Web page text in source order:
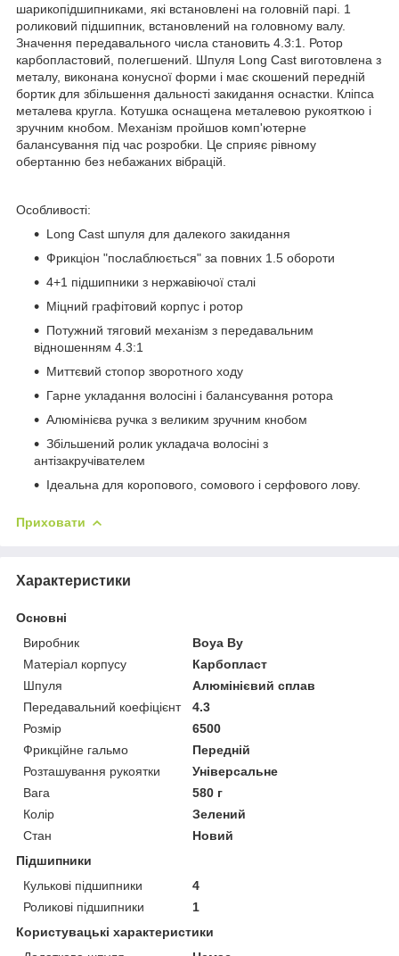
шарикопідшипниками, які встановлені на головній парі. 1
роликовий підшипник, встановлений на головному валу.
Значення передавального числа становить 4.3:1. Ротор
карбопластовий, полегшений. Шпуля Long Cast виготовлена з
металу, виконана конусної форми і має скошений передній
бортик для збільшення дальності закидання оснастки. Кліпса
металева кругла. Котушка оснащена металевою рукояткою і
зручним кнобом. Механізм пройшов комп'ютерне
балансування під час розробки. Це сприяє рівному
обертанню без небажаних вібрацій.
Особливості:
Long Cast шпуля для далекого закидання
Фрикціон "послаблюється" за повних 1.5 обороти
4+1 підшипники з нержавіючої сталі
Міцний графітовий корпус і ротор
Потужний тяговий механізм з передавальним
відношенням 4.3:1
Миттєвий стопор зворотного ходу
Гарне укладання волосіні і балансування ротора
Алюмінієва ручка з великим зручним кнобом
Збільшений ролик укладача волосіні з
антізакручівателем
Ідеальна для коропового, сомового і серфового лову.
Приховати
Характеристики
Основні
Виробник
Boya By
Матеріал корпусу
Карбопласт
Шпуля
Алюмінієвий сплав
Передавальний коефіцієнт
4.3
Розмір
6500
Фрикційне гальмо
Передній
Розташування рукоятки
Універсальне
Вага
580 г
Колір
Зелений
Стан
Новий
Підшипники
Кулькові підшипники
4
Роликові підшипники
1
Користувацькі характеристики